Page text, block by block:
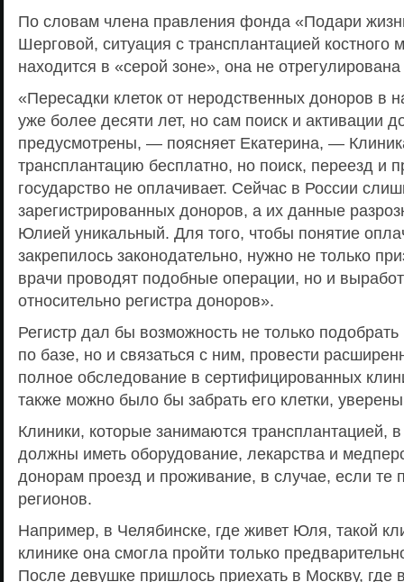
По словам члена правления фонда «Подари
Шерговой, ситуация с трансплантацией костного
находится в «серой зоне», она не
«Пересадки клеток от неродственных доноров в
уже более десяти лет, но сам поиск и активации
предусмотрены, — поясняет Екатерина, —
трансплантацию бесплатно, но поиск, переезд и
государство не оплачивает. Сейчас в России
зарегистрированных доноров, а их данные
Юлией уникальный. Для того, чтобы понятие
закрепилось законодательно, нужно не только
врачи проводят подобные операции, но и
относительно регистра доноров».
Регистр дал бы возможность не только
по базе, но и связаться с ним, провести
полное обследование в сертифицированных
также можно было бы забрать его клетки,
Клиники, которые занимаются трансплантацией,
должны иметь оборудование, лекарства и
донорам проезд и проживание, в случае, если те
регионов.
Например, в Челябинске, где живет Юля, такой
клинике она смогла пройти только
После девушке пришлось приехать в Москву, где